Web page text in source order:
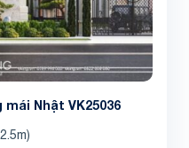
Nhật VK25036